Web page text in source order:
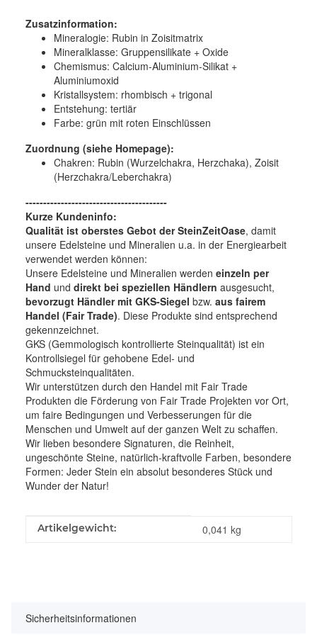
Zusatzinformation:
Mineralogie: Rubin in Zoisitmatrix
Mineralklasse: Gruppensilikate + Oxide
Chemismus: Calcium-Aluminium-Silikat +
Aluminiumoxid
Kristallsystem: rhombisch + trigonal
Entstehung: tertiär
Farbe: grün mit roten Einschlüssen
Zuordnung (siehe Homepage):
Chakren: Rubin (Wurzelchakra, Herzchaka), Zoisit
(Herzchakra/Leberchakra)
----------------------------------------
Kurze Kundeninfo:
Qualität ist oberstes Gebot der SteinZeitOase, damit
unsere Edelsteine und Mineralien u.a. in der Energiearbeit
verwendet werden können:
Unsere Edelsteine und Mineralien werden einzeln per
Hand und direkt bei speziellen Händlern ausgesucht,
bevorzugt Händler mit GKS-Siegel bzw. aus fairem
Handel (Fair Trade). Diese Produkte sind entsprechend
gekennzeichnet.
GKS (Gemmologisch kontrollierte Steinqualität) ist ein
Kontrollsiegel für gehobene Edel- und
Schmucksteinqualitäten.
Wir unterstützen durch den Handel mit Fair Trade
Produkten die Förderung von Fair Trade Projekten vor Ort,
um faire Bedingungen und Verbesserungen für die
Menschen und Umwelt auf der ganzen Welt zu schaffen.
Wir lieben besondere Signaturen, die Reinheit,
ungeschönte Steine, natürlich-kraftvolle Farben, besondere
Formen: Jeder Stein ein absolut besonderes Stück und
Wunder der Natur!
Produkteigenschaft
Wert
Artikelgewicht: 0,041 kg
Sicherheitsinformationen